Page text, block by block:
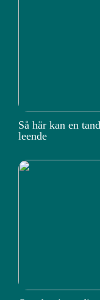
Så här kan en
leende